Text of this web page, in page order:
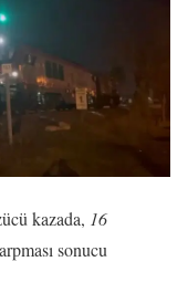
kazada, 16
sonucu